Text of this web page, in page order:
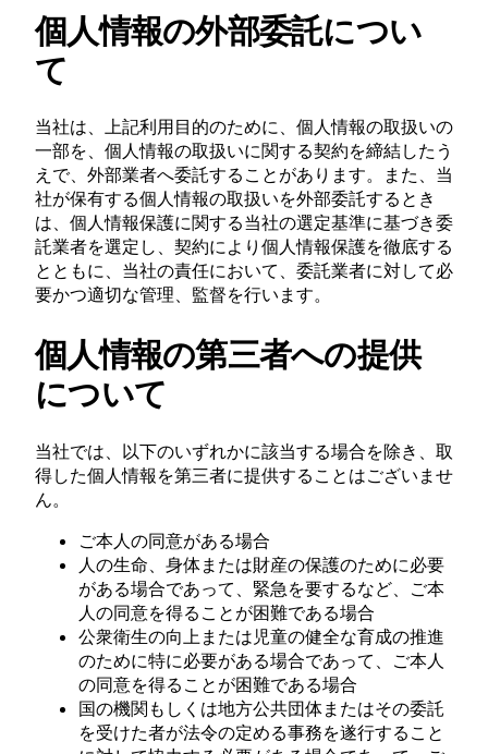
個人情報の外部委託につい
て
当社は、上記利用目的のために、個人情報の取扱いの
一部を、個人情報の取扱いに関する契約を締結したう
えで、外部業者へ委託することがあります。また、当
社が保有する個人情報の取扱いを外部委託するとき
は、個人情報保護に関する当社の選定基準に基づき委
託業者を選定し、契約により個人情報保護を徹底する
とともに、当社の責任において、委託業者に対して必
要かつ適切な管理、監督を行います。
個人情報の第三者への提供
について
当社では、以下のいずれかに該当する場合を除き、取
得した個人情報を第三者に提供することはございませ
ん。
ご本人の同意がある場合
人の生命、身体または財産の保護のために必要
がある場合であって、緊急を要するなど、ご本
人の同意を得ることが困難である場合
公衆衛生の向上または児童の健全な育成の推進
のために特に必要がある場合であって、ご本人
の同意を得ることが困難である場合
国の機関もしくは地方公共団体またはその委託
を受けた者が法令の定める事務を遂行すること